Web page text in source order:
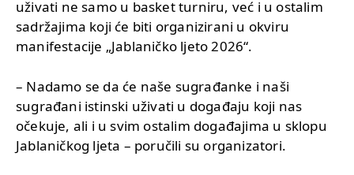
uživati ne samo u basket turniru, već i u ostalim
sadržajima koji će biti organizirani u okviru
manifestacije „Jablaničko ljeto 2026“.
– Nadamo se da će naše sugrađanke i naši
sugrađani istinski uživati u događaju koji nas
očekuje, ali i u svim ostalim događajima u sklopu
Jablaničkog ljeta – poručili su organizatori.